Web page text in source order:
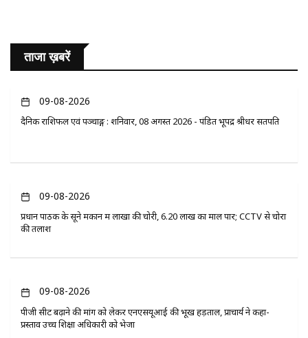
ताजा ख़बरें
09-08-2026
दैनिक राशिफल एवं पञ्चाङ्ग : शनिवार, 08 अगस्त 2026 - पंडित भूपेंद्र श्रीधर सतपति
09-08-2026
प्रधान पाठक के सूने मकान में लाखों की चोरी, 6.20 लाख का माल पार; CCTV से चोरों
की तलाश
09-08-2026
पीजी सीट बढ़ाने की मांग को लेकर एनएसयूआई की भूख हड़ताल, प्राचार्य ने कहा-
प्रस्ताव उच्च शिक्षा अधिकारी को भेजा